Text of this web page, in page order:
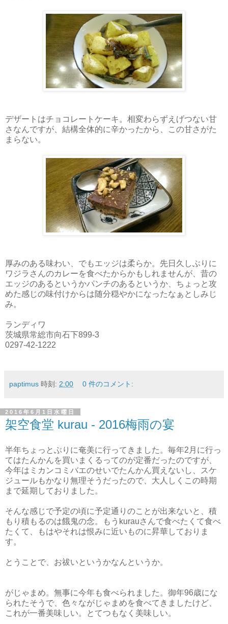
デザートはチョコレートケーキ。相変わらずえげつない甘
さなんですが、結構全体的に辛かったから、この甘さがた
まらない。
厚みのある味わい、でもエッジは柔らか。先日久しぶりに
ワジラさんのカレーを食べたからかもしれませんが、昔の
エッジのあるというかパンチのあるというか、ちょっと攻
めた感じの味付けからは随分穏やかになったなぁとしみじ
み。
ランディワ
茨城県常総市向石下899-3
0297-42-1222
paptimus 時刻: 2:00 0 件のコメント:
2016年6月1日水曜日
架空食堂 kurau - 2016梅雨の宴
半年ちょっとぶりに奄美に行ってきました。毎年2月に行っ
てはたんかんを買いまくるってのが定番だったのですが、
今年はミカンコミバエのせいでたんかん買えないし、スケ
ジュールもかなり無理そうだったので、大人しくこの時期
まで延期しておりました。
そんな感じで予定の頃に予定通りのことが出来ないと、積
もり積もるのは餓鬼の念。もうkurauさんで食べたくて食べ
たくて、もはやそれは恨みに近いものに昇華しておりま
す。
とうことで、お祓いというかなんというか。
がじゃまめ。無事に今年も食べられました。御年96歳にな
られたそうで、色々ながじゃまめを食べてきましたけど、
これが一番美味しい。とてつもなく美味しい。